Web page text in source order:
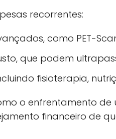
recorrentes:
como PET-
que podem
fisioterapia,
o enfrentamento
financeiro de